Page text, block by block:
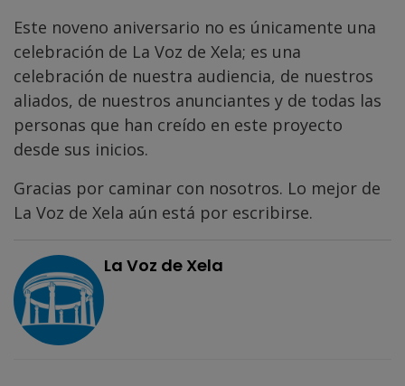
Este noveno aniversario no es únicamente una
celebración de La Voz de Xela; es una
celebración de nuestra audiencia, de nuestros
aliados, de nuestros anunciantes y de todas las
personas que han creído en este proyecto
desde sus inicios.
Gracias por caminar con nosotros. Lo mejor de
La Voz de Xela aún está por escribirse.
La Voz de Xela